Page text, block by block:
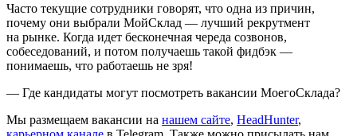
Часто текущие сотрудники говорят, что одна из причин,
почему они выбрали МойСклад — лучший рекрутмент
на рынке. Когда идет бесконечная череда созвонов,
собеседований, и потом получаешь такой фидбэк —
понимаешь, что работаешь не зря!
— Где кандидаты могут посмотреть вакансии МоегоСклада?
Мы размещаем вакансии на нашем сайте, HeadHunter,